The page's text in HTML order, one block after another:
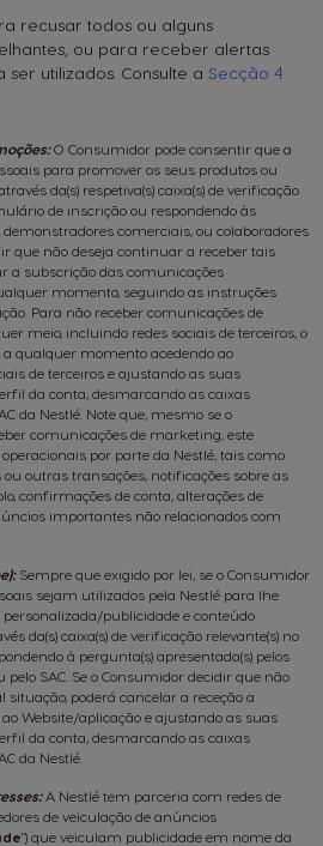
Centro de ajuda para
máquinas
recusar todos ou alguns
ou para receber alertas
utilizados. Consulte a Secção 4
O Consumidor pode consentir que a
para promover os seus produtos ou
da(s) respetiva(s) caixa(s) de verificação
de inscrição ou respondendo às
comerciais, ou colaboradores
que não deseja continuar a receber tais
a subscrição das comunicações
momento, seguindo as instruções
Para não receber comunicações de
meio, incluindo redes sociais de terceiros, o
qualquer momento acedendo ao
de terceiros e ajustando as suas
da conta, desmarcando as caixas
da Nestlé. Note que, mesmo se o
comunicações de marketing, este
por parte da Nestlé, tais como
outras transações, notificações sobre as
confirmações de conta, alterações de
importantes não relacionados com
Sempre que exigido por lei, se o Consumidor
sejam utilizados pela Nestlé para lhe
publicidade e conteúdo
da(s) caixa(s) de verificação relevante(s) no
à pergunta(s) apresentada(s) pelos
SAC. Se o Consumidor decidir que não
poderá cancelar a receção a
Website/aplicação e ajustando as suas
da conta, desmarcando as caixas
da Nestlé.
A Nestlé tem parceria com redes de
de veiculação de anúncios
") que veiculam publicidade em nome da